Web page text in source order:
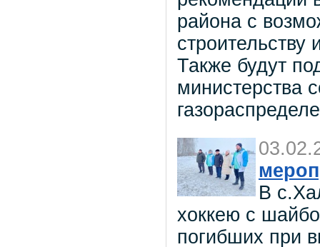
района с
строительству
Также будут
министерства
В
хоккею с
погибших при